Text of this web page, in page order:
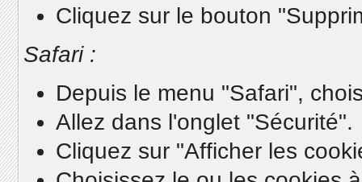
Cliquez sur le bouton
Safari :
Depuis le menu "Safari",
Allez dans l'onglet "Sécurité".
Cliquez sur "Afficher les